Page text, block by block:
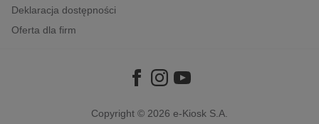
Deklaracja dostępności
Oferta dla firm
Copyright © 2026 e-Kiosk S.A.